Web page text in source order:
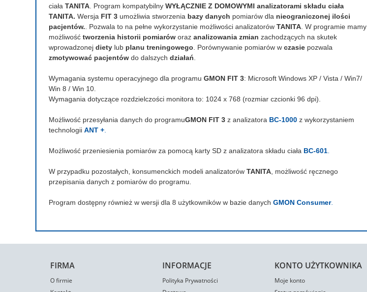
ciała TANITA . Program kompatybilny WYŁĄCZNIE Z DOMOWYMI analizatorami składu ciała
TANITA. Wersja FIT 3 umożliwia stworzenia bazy danych pomiarów dla nieograniczonej ilości
pacjentów. . Pozwala to na pełne wykorzystanie możliwości analizatorów TANITA . W programie mamy
możliwość tworzenia historii pomiarów oraz analizowania zmian zachodzących na skutek
wprowadzonej diety lub planu treningowego . Porównywanie pomiarów w czasie pozwala
zmotywować pacjentów do dalszych działań
Wymagania systemu operacyjnego dla programu GMON FIT 3: Microsoft Windows XP / Vista / Win7/
Win 8 / Win 10.
Wymagania dotyczące rozdzielczości monitora to: 1024 x 768 (rozmiar czcionki 96 dpi).
Możliwość przesyłania danych do programuGMON FIT 3 z analizatora BC-1000 z wykorzystaniem
technologii ANT +
Możliwość przeniesienia pomiarów za pomocą karty SD z analizatora składu ciała BC-601
W przypadku pozostałych, konsumenckich modeli analizatorów TANITA , możliwość ręcznego
przepisania danych z pomiarów do programu.
Program dostępny również w wersji dla 8 użytkowników w bazie danych GMON Consumer.
FIRMA
O firmie
INFORMACJE
Polityka Prywatności
KONTO UŻYTKOWNIKA
Moje konto